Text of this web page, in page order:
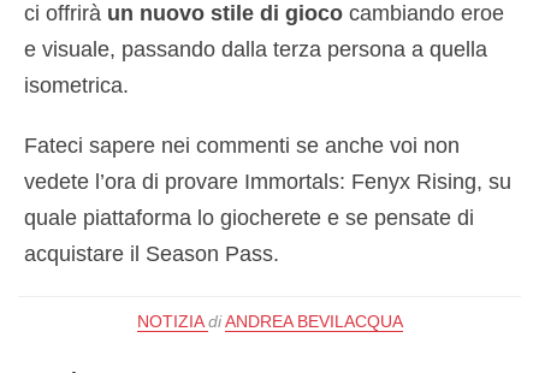
ci offrirà un nuovo stile di gioco cambiando eroe
e visuale, passando dalla terza persona a quella
isometrica.
Fateci sapere nei commenti se anche voi non
vedete l’ora di provare Immortals: Fenyx Rising, su
quale piattaforma lo giocherete e se pensate di
acquistare il Season Pass.
NOTIZIA di ANDREA BEVILACQUA